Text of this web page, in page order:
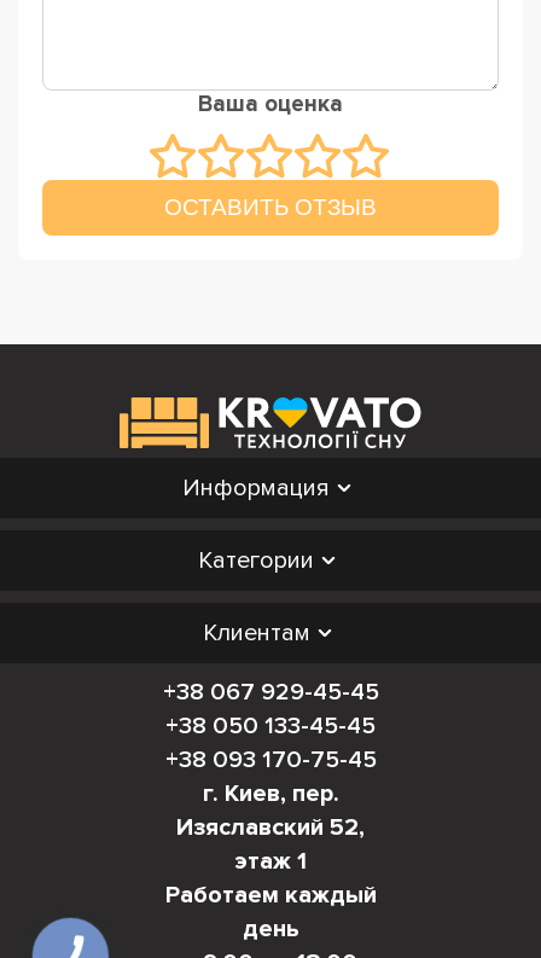
Ваша оценка
ОСТАВИТЬ ОТЗЫВ
Информация
Категории
Клиентам
+38 067 929-45-45
+38 050 133-45-45
+38 093 170-75-45
г. Киев, пер.
Изяславский 52,
этаж 1
Работаем каждый
день
КНОПКА